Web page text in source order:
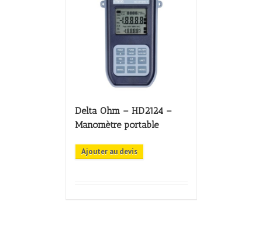
Delta Ohm – HD2124 –
Manomètre portable
Ajouter au devis